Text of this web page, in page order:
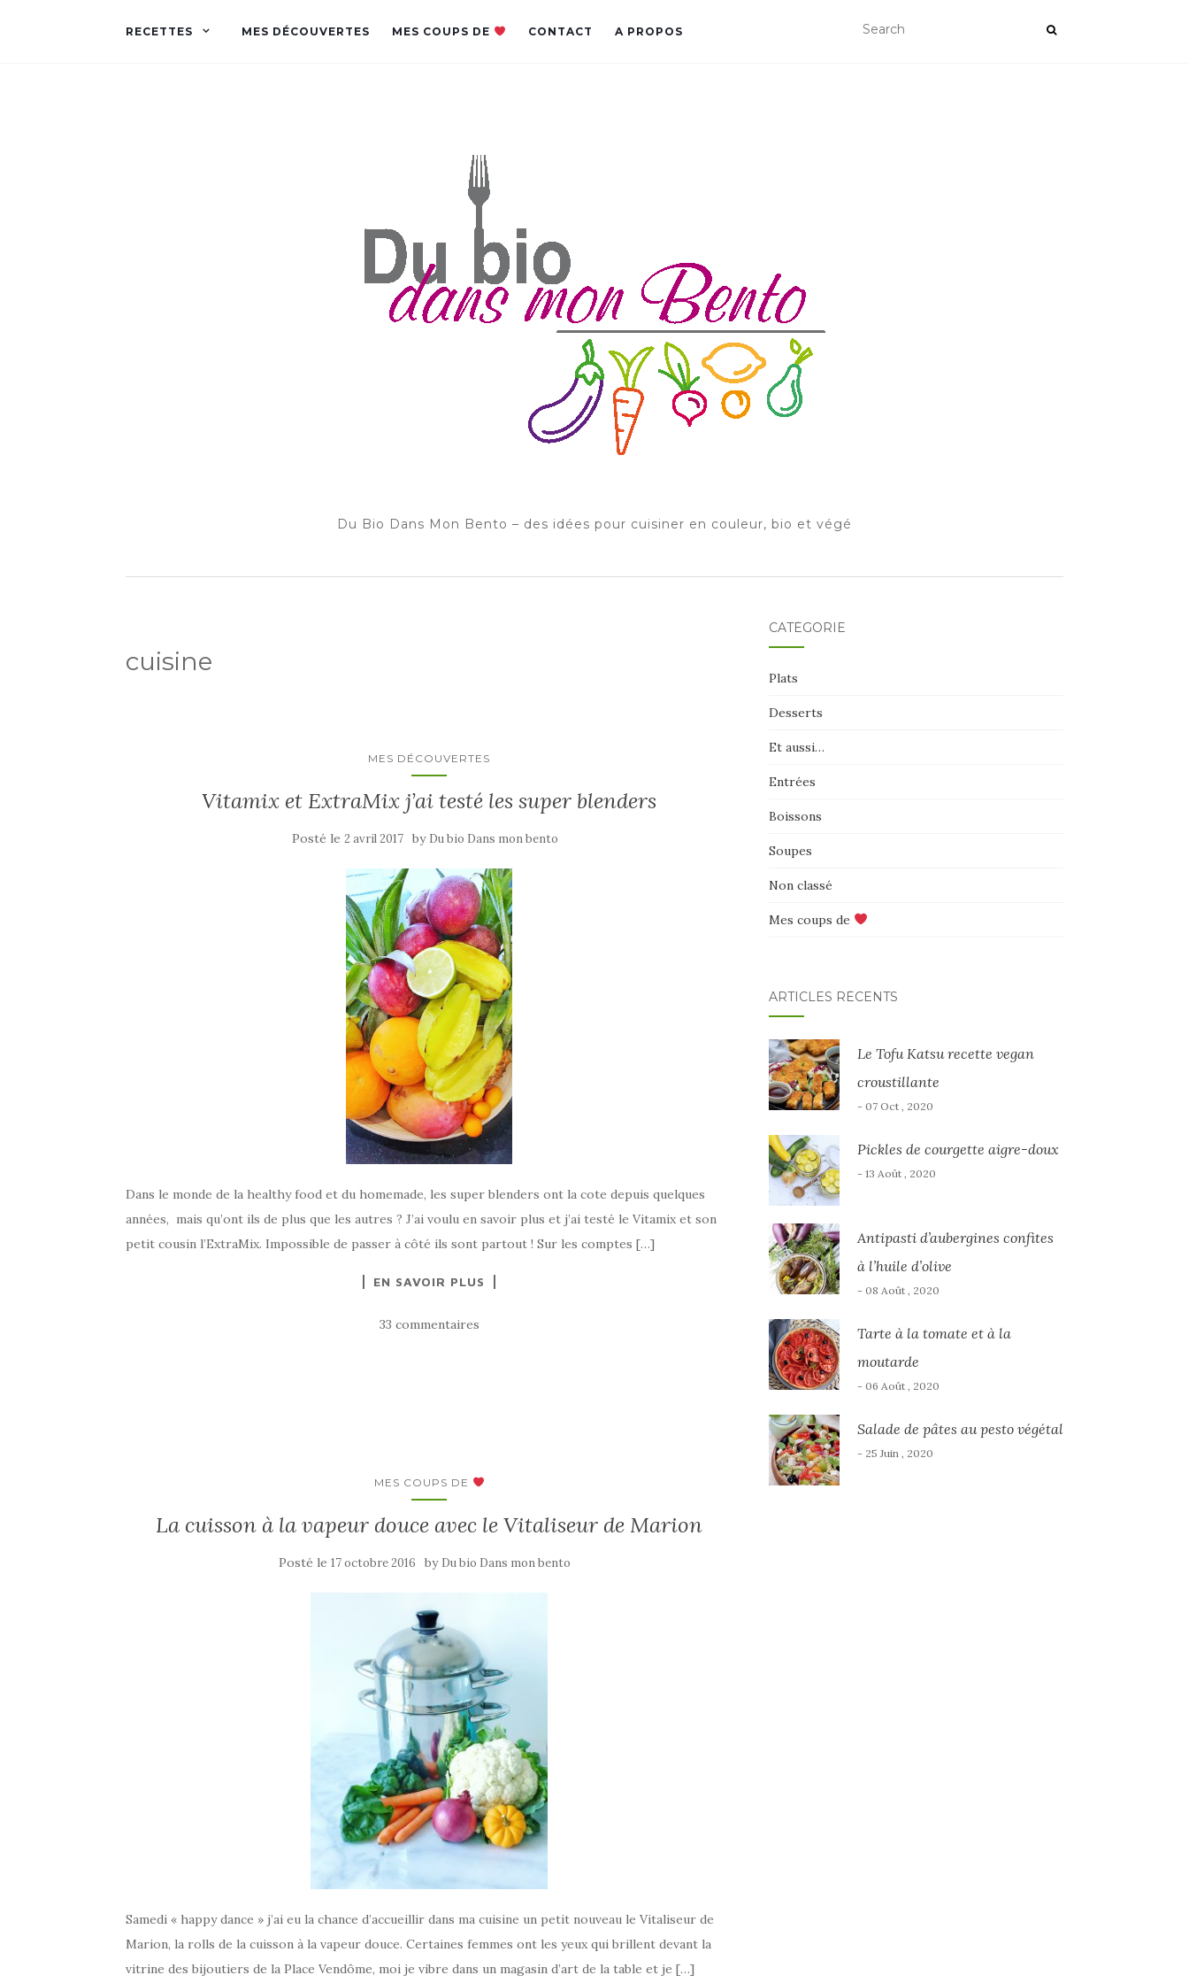
RECETTES MES DÉCOUVERTES MES COUPS DE CONTACT A PROPOS
Du Bio Dans Mon Bento – des idées pour cuisiner en couleur, bio et végé
cuisine
MES DÉCOUVERTES
Vitamix et ExtraMix j’ai testé les super blenders
Posté le 2 avril 2017 by Du bio Dans mon bento
Dans le monde de la healthy food et du homemade, les super blenders ont la cote depuis quelques
années, mais qu’ont ils de plus que les autres ? J’ai voulu en savoir plus et j’ai testé le Vitamix et son
petit cousin l’ExtraMix. Impossible de passer à côté ils sont partout ! Sur les comptes […]
EN SAVOIR PLUS
33 commentaires
MES COUPS DE
La cuisson à la vapeur douce avec le Vitaliseur de Marion
Posté le17 octobre 2016 by Du bio Dans mon bento
Samedi « happy dance » j’ai eu la chance d’accueillir dans ma cuisine un petit nouveau le Vitaliseur de
Marion, la rolls de la cuisson à la vapeur douce. Certaines femmes ont les yeux qui brillent devant la
vitrine des bijoutiers de la Place Vendôme, moi je vibre dans un magasin d’art de la table et je […]
CATÉGORIE
Plats
Desserts
Et aussi…
Entrées
Boissons
Soupes
Non classé
Mes coups de
ARTICLES RÉCENTS
Le Tofu Katsu recette vegan
croustillante
- 07 Oct , 2020
Pickles de courgette aigre-doux
- 13 Août , 2020
Antipasti d’aubergines confites
à l’huile d’olive
- 08 Août , 2020
Tarte à la tomate et à la
moutarde
- 06 Août , 2020
Salade de pâtes au pesto végétal
- 25 Juin , 2020